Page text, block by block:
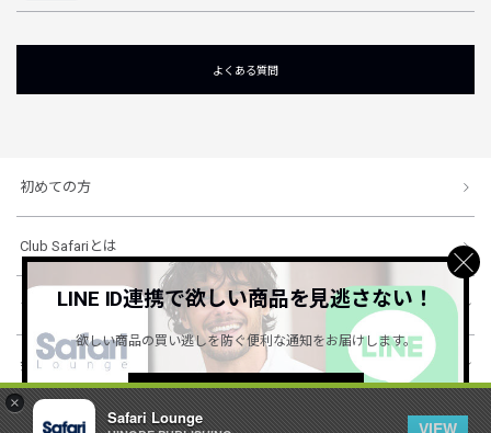
×
Safari Lounge
VIEW
よくある質問
初めての方
Club Safariとは
ショッピングガイド
会社概要・規約
LINE ID連携で欲しい商品を見逃さない！
欲しい商品の買い逃しを防ぐ便利な通知をお届けします。
詳しくはこちら ＞